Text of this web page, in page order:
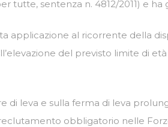
tutte, sentenza n. 4812/2011) e
applicazione al ricorrente della
del previsto limite di
leva e sulla ferma di leva
obbligatorio nelle